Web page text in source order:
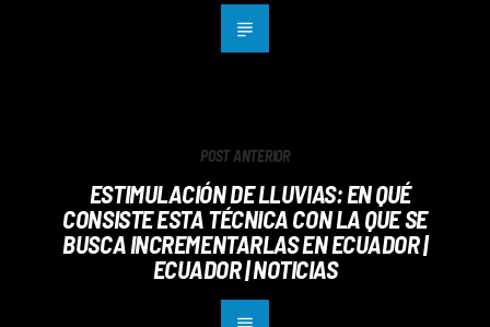
POST ANTERIOR
ESTIMULACIÓN DE LLUVIAS: EN QUÉ
CONSISTE ESTA TÉCNICA CON LA QUE SE
BUSCA INCREMENTARLAS EN ECUADOR |
ECUADOR | NOTICIAS